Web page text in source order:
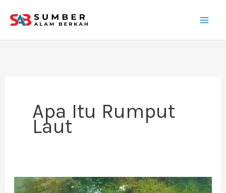
konten
Apa Itu Rumput
Laut
Jenis